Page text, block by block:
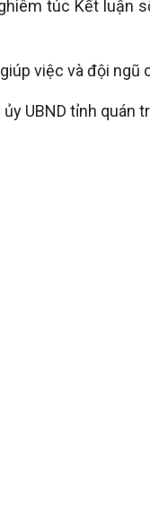
túc Kết luận
việc và đội
UBND tỉnh